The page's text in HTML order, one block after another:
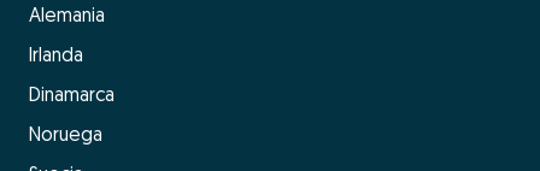
Alemania
Irlanda
Dinamarca
Noruega